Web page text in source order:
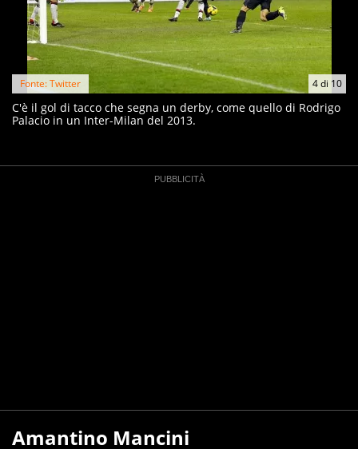
4di 10
Fonte: Twitter
C'è il gol di tacco che segna un derby, come quello di Rodrigo
Palacio in un Inter-Milan del 2013.
Amantino Mancini